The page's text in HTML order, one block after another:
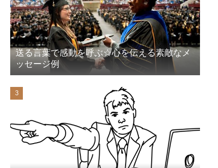
送る言葉で感動を呼ぶ☆心を伝える素敵なメ
ッセージ例